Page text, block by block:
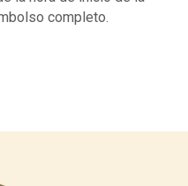
completo.